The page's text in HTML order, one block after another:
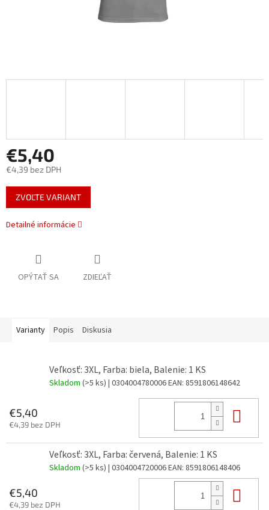
€5,40
€4,39 bez DPH
Jednotková
cena:
ZVOĽTE VARIANT
Detailné informácie
OPÝTAŤ SA ZDIEĽAŤ
Varianty Popis Diskusia
Veľkosť: 3XL, Farba: biela, Balenie: 1 KS
Skladom (>5 ks) | 0304004780006EAN: 8591806148642
€5,40
€4,39 bez DPH
Veľkosť: 3XL, Farba: červená, Balenie: 1 KS
Skladom (>5 ks) | 0304004720006EAN: 8591806148406
€5,40
€4,39 bez DPH